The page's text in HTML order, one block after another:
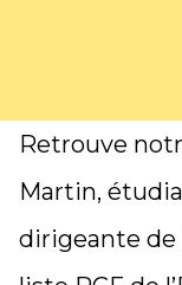
Retrouve
Martin,
dirigeante de